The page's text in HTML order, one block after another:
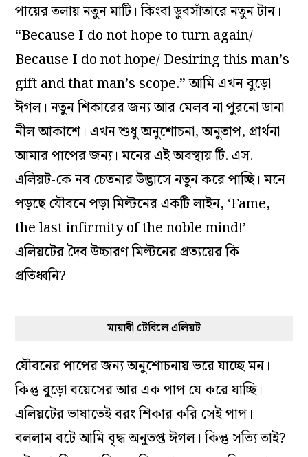
পায়ের তলায় নতুন মাটি। কিংবা ডুবসাঁতারে নতুন টান।
“Because I do not hope to turn again/
Because I do not hope/ Desiring this man’s
gift and that man’s scope.” আমি এখন বুড়ো
ঈগল। নতুন শিকারের জন্য আর মেলব না পুরনো ডানা
নীল আকাশে। এখন শুধু অনুশোচনা, অনুতাপ, প্রার্থনা
আমার পাপের জন্য। মনের এই অবস্থায় টি. এস.
এলিয়ট-কে নব চেতনার উদ্ভাসে নতুন করে পাচ্ছি। মনে
পড়ছে যৌবনে পড়া মিল্টনের একটি লাইন, ‘Fame,
the last infirmity of the noble mind!’
এলিয়টের দৈব উচ্চারণ মিল্টনের প্রত্যয়ের কি
প্রতিধ্বনি?
মায়াবী টেবিলে এলিয়ট
যৌবনের পাপের জন্য অনুশোচনায় ভরে যাচ্ছে মন।
কিন্তু বুড়ো বয়েসের আর এক পাপ যে করে যাচ্ছি।
এলিয়টের ভাষাতেই বরং শিকার করি সেই পাপ।
বললাম বটে আমি বৃদ্ধ অনুতপ্ত ঈগল। কিন্তু সত্যি তাই?